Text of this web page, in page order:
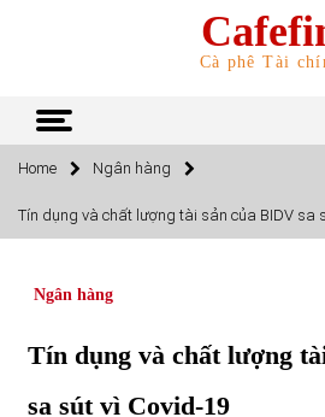
Cà phê Tài
TOP
Top 10 mặt hàng Việt
15/06/2022
Home Ngân hàng
Tín dụng và chất lượng tài sản của BIDV sa
Ngân hàng
Tín dụng và chất lượng
sa sút vì Covid-19